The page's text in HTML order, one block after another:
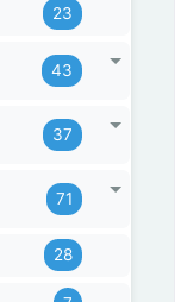
23
43
37
71
28